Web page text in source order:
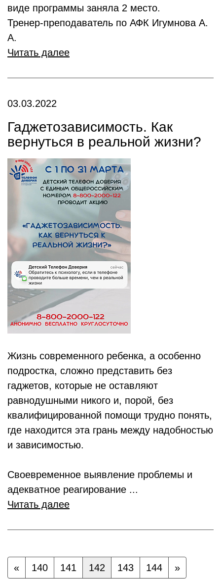
виде программы заняла 2 место.
Тренер-преподаватель по АФК Игумнова А.
А.
Читать далее
03.03.2022
Гаджетозависимость. Как
вернуться в реальной жизни?
Жизнь современного ребенка, а особенно
подростка, сложно представить без
гаджетов, которые не оставляют
равнодушными никого и, порой, без
квалифицированной помощи трудно понять,
где находится эта грань между надобностью
и зависимостью.
Своевременное выявление проблемы и
адекватное реагирование ...
Читать далее
« 140 141 142 143 144 »